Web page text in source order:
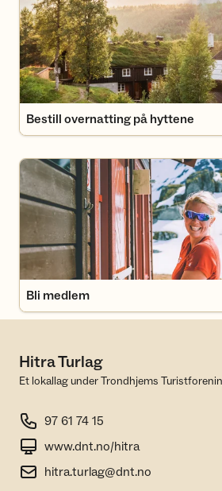
Bestill overnatting på hyttene
Bli medlem
Bli medlem
Hitra Turlag
Et lokallag under Trondhjems
97 61 74 15
www.dnt.no/hitra
hitra.turlag@dnt.no